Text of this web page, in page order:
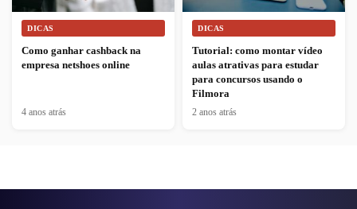
DICAS
Como ganhar cashback na
empresa netshoes online
4 anos atrás
DICAS
Tutorial: como montar vídeo
aulas atrativas para estudar
para concursos usando o
Filmora
2 anos atrás